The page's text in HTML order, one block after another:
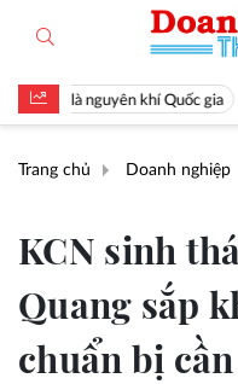
tài là nguyên khí Quốc gia
Trang chủ Doanh nghiệp
KCN sinh
Quang sắp
chuẩn bị